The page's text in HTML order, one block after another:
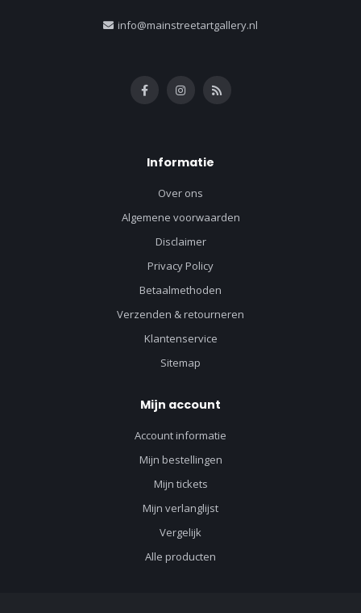
info@mainstreetartgallery.nl
Informatie
Over ons
Algemene voorwaarden
Disclaimer
Privacy Policy
Betaalmethoden
Verzenden & retourneren
Klantenservice
Sitemap
Mijn account
Account informatie
Mijn bestellingen
Mijn tickets
Mijn verlanglijst
Vergelijk
Alle producten